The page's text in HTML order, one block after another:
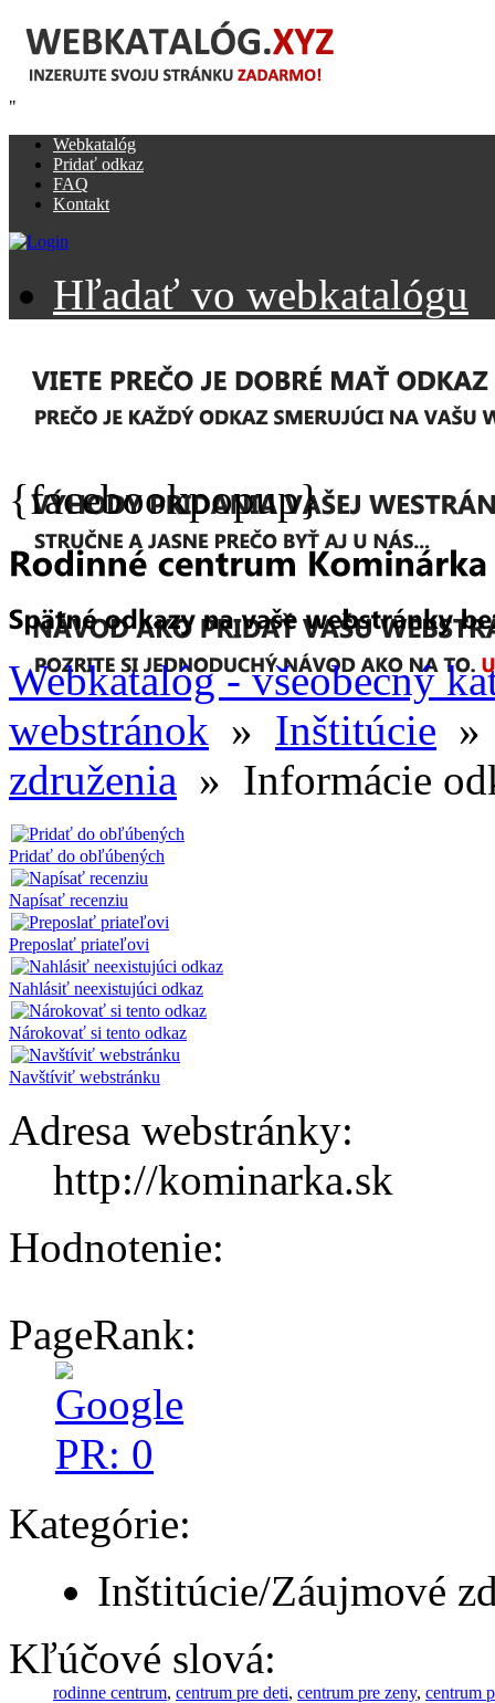
"
Webkatalóg
Pridať odkaz
FAQ
Kontakt
Hľadať vo webkatalógu
{facebookpopup}
Webkatalóg - všeobecný
webstránok » Inštitúcie
združenia » Informácie
Pridať do obľúbených
Napísať recenziu
Preposlať priateľovi
Nahlásiť neexistujúci odkaz
Nárokovať si tento odkaz
Navštíviť webstránku
Adresa webstránky:
http://kominarka.sk
Hodnotenie:
PageRank:
Kategórie:
Inštitúcie/Záujmové
Kľúčové slová:
rodinne centrum, centrum pre deti, centrum pre zeny, centrum